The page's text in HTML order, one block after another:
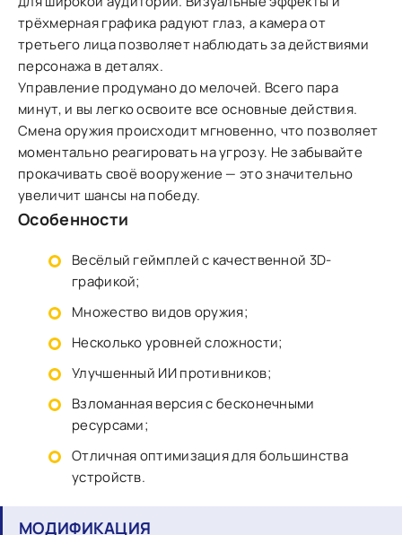
трёхмерная графика радуют глаз, а камера от
третьего лица позволяет наблюдать за действиями
персонажа в деталях.
Управление продумано до мелочей. Всего пара
минут, и вы легко освоите все основные действия.
Смена оружия происходит мгновенно, что позволяет
моментально реагировать на угрозу. Не забывайте
прокачивать своё вооружение — это значительно
увеличит шансы на победу.
Особенности
Весёлый геймплей с качественной 3D-
графикой;
Множество видов оружия;
Несколько уровней сложности;
Улучшенный ИИ противников;
Взломанная версия с бесконечными
ресурсами;
Отличная оптимизация для большинства
устройств.
МОДИФИКАЦИЯ